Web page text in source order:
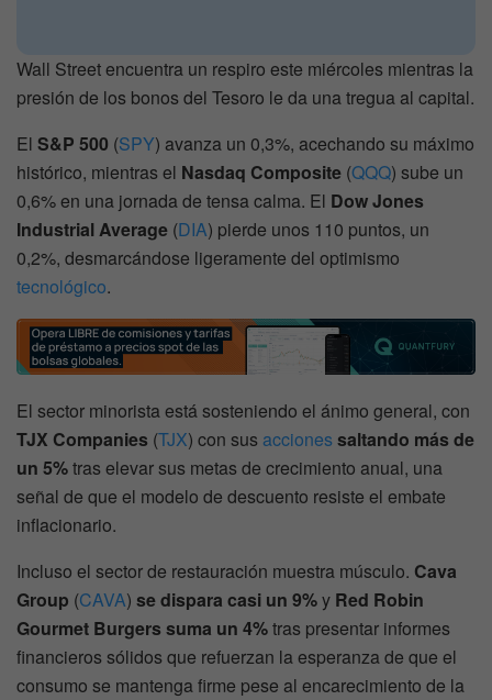
Wall Street encuentra un respiro este miércoles mientras la
presión de los bonos del Tesoro le da una tregua al capital.
El S&P 500 (SPY) avanza un 0,3%, acechando su máximo
histórico, mientras el Nasdaq Composite (QQQ) sube un
0,6% en una jornada de tensa calma. El Dow Jones
Industrial Average (DIA) pierde unos 110 puntos, un
0,2%, desmarcándose ligeramente del optimismo
tecnológico.
El sector minorista está sosteniendo el ánimo general, con
TJX Companies (TJX) con sus accionessaltando más de
un 5%tras elevar sus metas de crecimiento anual, una
señal de que el modelo de descuento resiste el embate
inflacionario.
Incluso el sector de restauración muestra músculo. Cava
Group (CAVA) se dispara casi un 9%y Red Robin
Gourmet Burgers suma un 4%tras presentar informes
financieros sólidos que refuerzan la esperanza de que el
consumo se mantenga firme pese al encarecimiento de la